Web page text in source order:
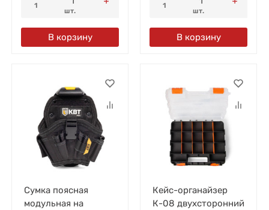
1
шт.
В корзину
1
шт.
В корзину
Сумка поясная
модульная на
Кейс-органайзер
К-08 двухсторонний